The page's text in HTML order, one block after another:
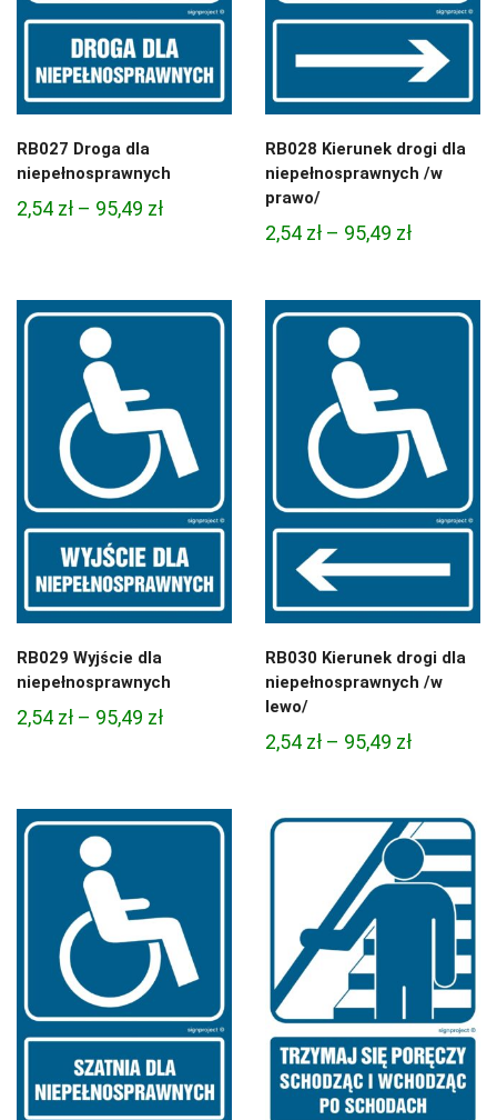
RB027 Droga dla
niepełnosprawnych
2,54 zł – 95,49 złZakres
2,54 zł
RB028 Kierunek drogi dla
niepełnosprawnych /w
prawo/
2,54 zł – 95,49 złZakres
2,54 zł
RB029 Wyjście dla
niepełnosprawnych
2,54 zł – 95,49 złZakres
2,54 zł
RB030 Kierunek drogi dla
niepełnosprawnych /w
lewo/
2,54 zł – 95,49 złZakres
2,54 zł
do
95,49 zł